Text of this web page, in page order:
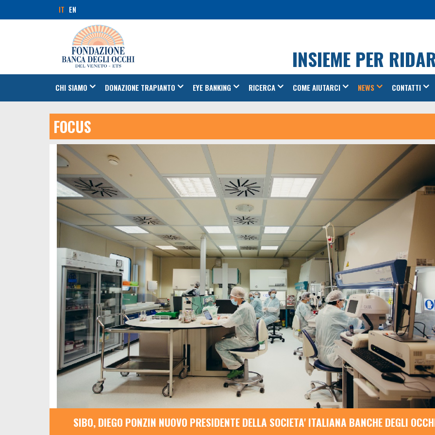
IT EN
INSIEME PER
CHI SIAMO DONAZIONE TRAPIANTO EYE BANKING RICERCA COME AIUTARCI NEWS CONTATTI
FOCUS
SIBO, DIEGO PONZIN NUOVO PRESIDENTE DELLA SOCIETA' ITALIANA BANCHE DEGLI